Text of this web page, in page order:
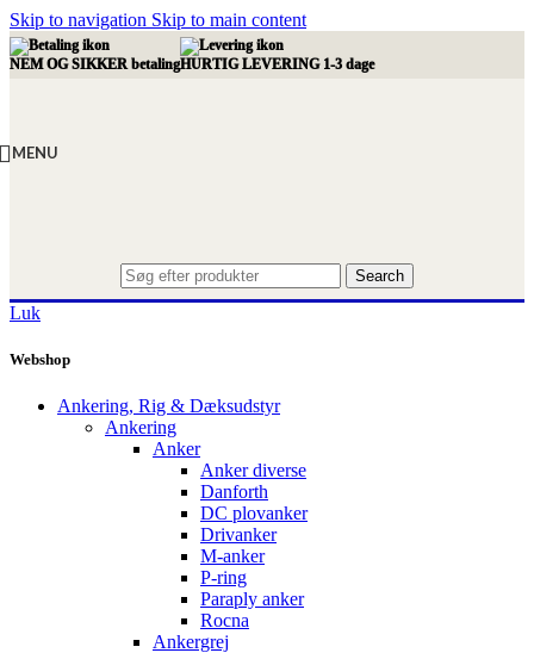
Skip to navigation Skip to main content
NEM OG SIKKER betalingHURTIG LEVERING 1-3 dage
MENU
Search
Luk
Webshop
Ankering, Rig & Dæksudstyr
Ankering
Anker
Anker diverse
Danforth
DC plovanker
Drivanker
M-anker
P-ring
Paraply anker
Rocna
Ankergrej